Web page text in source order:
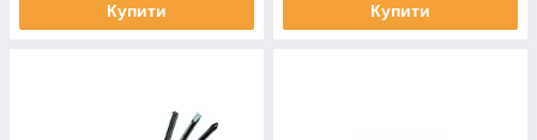
Купити Купити